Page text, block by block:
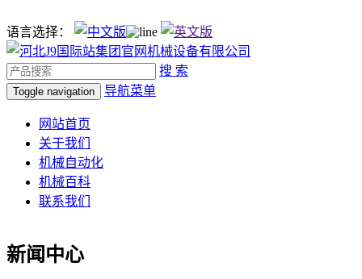
语言选择：
搜 索
Toggle navigation 导航菜单
网站首页
关于我们
机械自动化
机械百科
联系我们
新闻中心